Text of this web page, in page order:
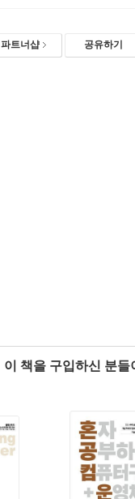
파트너샵 공유하기
이 책을 구입하신 분